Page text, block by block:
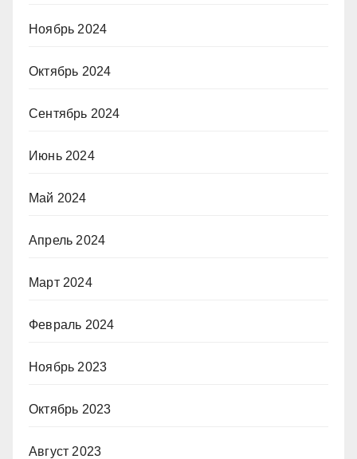
Ноябрь 2024
Октябрь 2024
Сентябрь 2024
Июнь 2024
Май 2024
Апрель 2024
Март 2024
Февраль 2024
Ноябрь 2023
Октябрь 2023
Август 2023